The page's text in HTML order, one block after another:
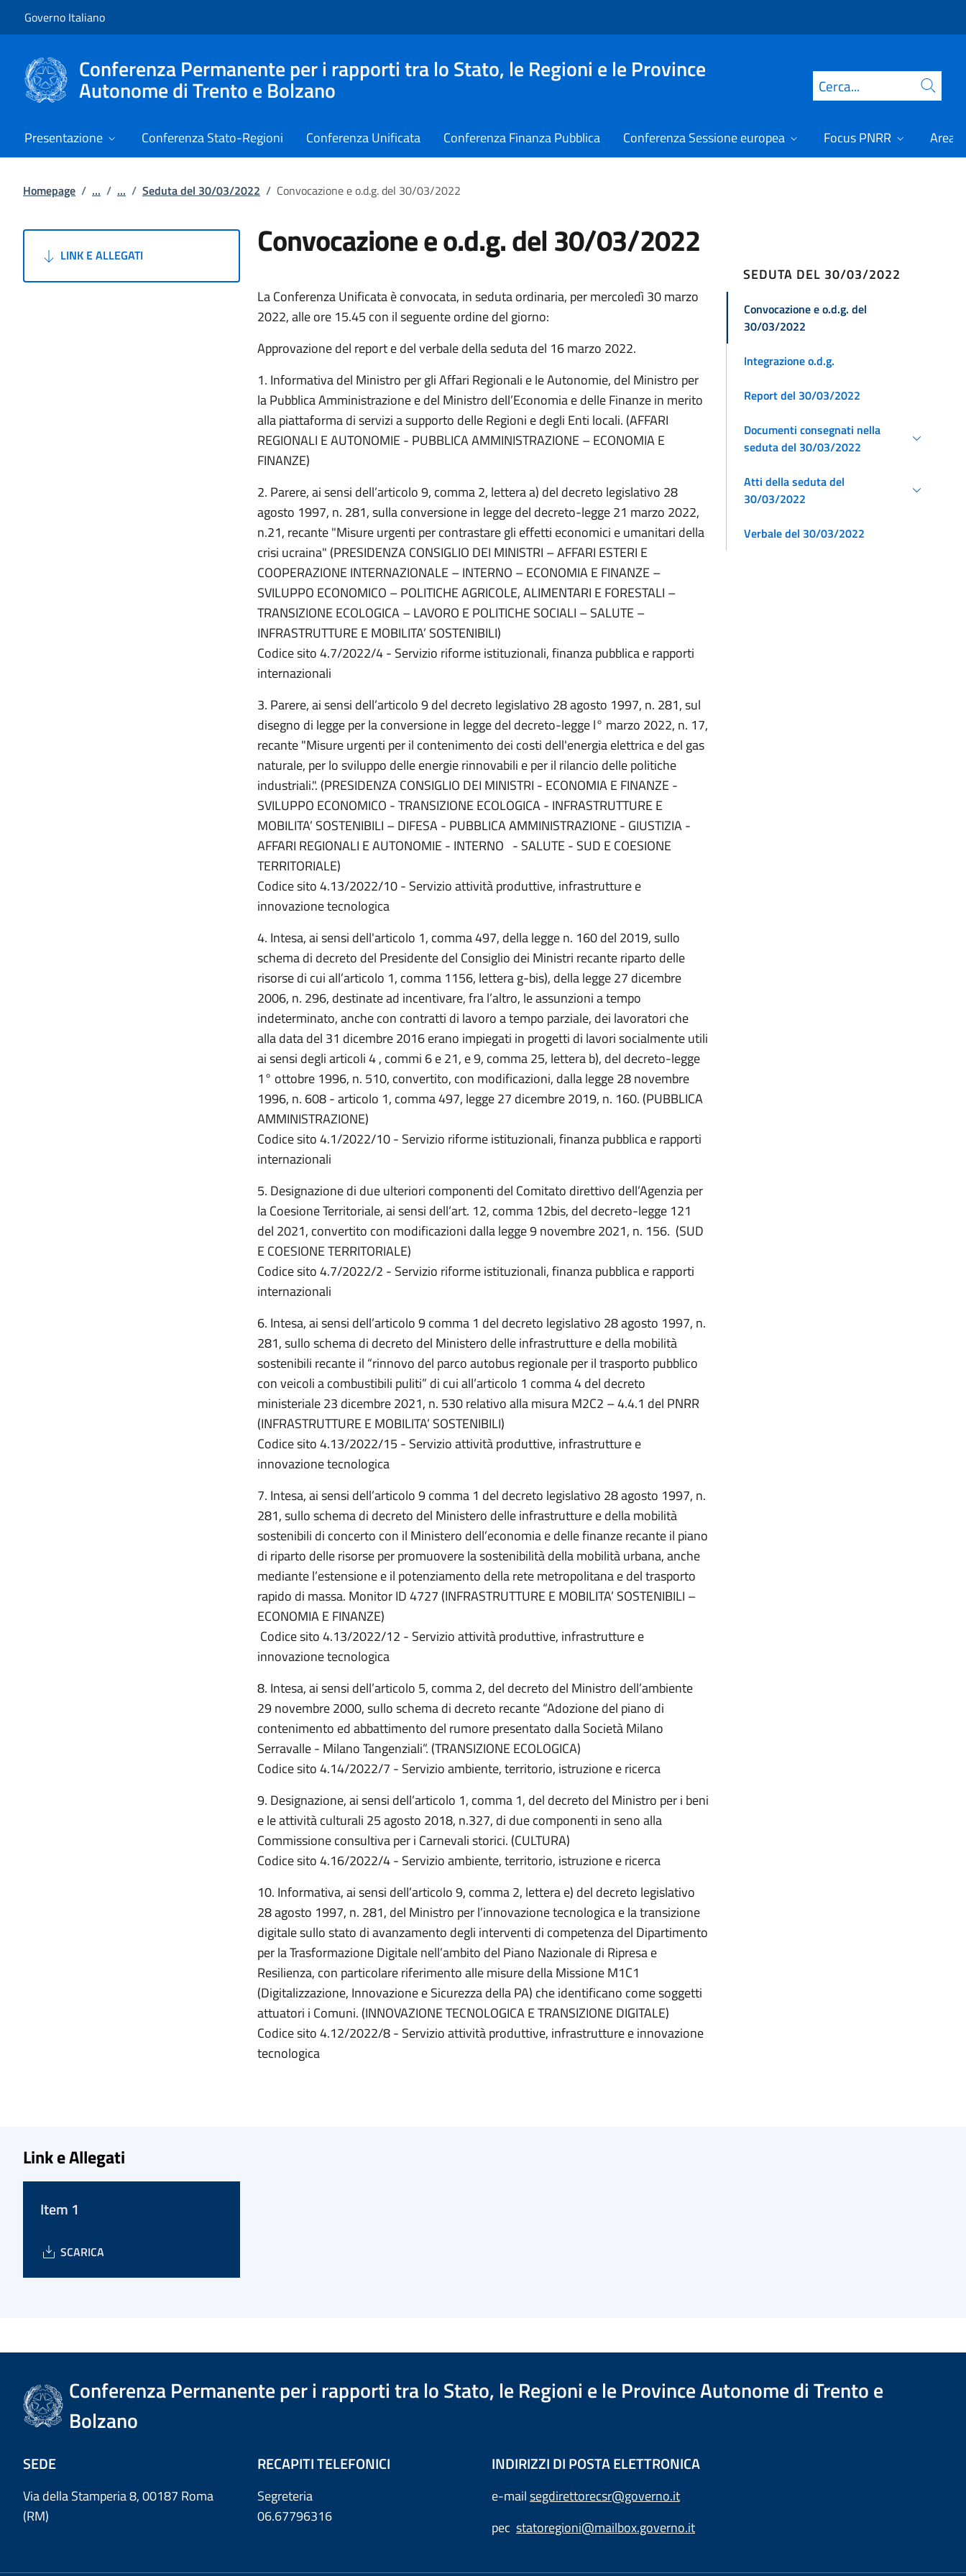
Governo Italiano
Conferenza Permanente per i rapporti tra lo Stato, le Regioni e le Province
Autonome di Trento e Bolzano Cerca
Presentazione Conferenza Stato-Regioni Conferenza Unificata Conferenza Finanza Pubblica Conferenza Sessione europea Focus PNRR Area
Homepage / ... / ... / Seduta del 30/03/2022 / Convocazione e o.d.g. del 30/03/2022
LINK E ALLEGATI Convocazione e o.d.g. del 30/03/2022
La Conferenza Unificata è convocata, in seduta ordinaria, per mercoledì 30 marzo
2022, alle ore 15.45 con il seguente ordine del giorno:
Approvazione del report e del verbale della seduta del 16 marzo 2022.
1. Informativa del Ministro per gli Affari Regionali e le Autonomie, del Ministro per
la Pubblica Amministrazione e del Ministro dell’Economia e delle Finanze in merito
alla piattaforma di servizi a supporto delle Regioni e degli Enti locali. (AFFARI
REGIONALI E AUTONOMIE - PUBBLICA AMMINISTRAZIONE – ECONOMIA E
FINANZE)
2. Parere, ai sensi dell’articolo 9, comma 2, lettera a) del decreto legislativo 28
agosto 1997, n. 281, sulla conversione in legge del decreto-legge 21 marzo 2022,
n.21, recante "Misure urgenti per contrastare gli effetti economici e umanitari della
crisi ucraina" (PRESIDENZA CONSIGLIO DEI MINISTRI – AFFARI ESTERI E
COOPERAZIONE INTERNAZIONALE – INTERNO – ECONOMIA E FINANZE –
SVILUPPO ECONOMICO – POLITICHE AGRICOLE, ALIMENTARI E FORESTALI –
TRANSIZIONE ECOLOGICA – LAVORO E POLITICHE SOCIALI – SALUTE –
INFRASTRUTTURE E MOBILITA’ SOSTENIBILI)
Codice sito 4.7/2022/4 - Servizio riforme istituzionali, finanza pubblica e rapporti
internazionali
3. Parere, ai sensi dell’articolo 9 del decreto legislativo 28 agosto 1997, n. 281, sul
disegno di legge per la conversione in legge del decreto-legge l° marzo 2022, n. 17,
recante "Misure urgenti per il contenimento dei costi dell'energia elettrica e del gas
naturale, per lo sviluppo delle energie rinnovabili e per il rilancio delle politiche
industriali.". (PRESIDENZA CONSIGLIO DEI MINISTRI - ECONOMIA E FINANZE -
SVILUPPO ECONOMICO - TRANSIZIONE ECOLOGICA - INFRASTRUTTURE E
MOBILITA’ SOSTENIBILI – DIFESA - PUBBLICA AMMINISTRAZIONE - GIUSTIZIA -
AFFARI REGIONALI E AUTONOMIE - INTERNO - SALUTE - SUD E COESIONE
TERRITORIALE)
Codice sito 4.13/2022/10 - Servizio attività produttive, infrastrutture e
innovazione tecnologica
4. Intesa, ai sensi dell'articolo 1, comma 497, della legge n. 160 del 2019, sullo
schema di decreto del Presidente del Consiglio dei Ministri recante riparto delle
risorse di cui all’articolo 1, comma 1156, lettera g-bis), della legge 27 dicembre
2006, n. 296, destinate ad incentivare, fra l’altro, le assunzioni a tempo
indeterminato, anche con contratti di lavoro a tempo parziale, dei lavoratori che
alla data del 31 dicembre 2016 erano impiegati in progetti di lavori socialmente utili
ai sensi degli articoli 4 , commi 6 e 21, e 9, comma 25, lettera b), del decreto-legge
1° ottobre 1996, n. 510, convertito, con modificazioni, dalla legge 28 novembre
1996, n. 608 - articolo 1, comma 497, legge 27 dicembre 2019, n. 160. (PUBBLICA
AMMINISTRAZIONE)
Codice sito 4.1/2022/10 - Servizio riforme istituzionali, finanza pubblica e rapporti
internazionali
5. Designazione di due ulteriori componenti del Comitato direttivo dell’Agenzia per
la Coesione Territoriale, ai sensi dell’art. 12, comma 12bis, del decreto-legge 121
del 2021, convertito con modificazioni dalla legge 9 novembre 2021, n. 156. (SUD
E COESIONE TERRITORIALE)
Codice sito 4.7/2022/2 - Servizio riforme istituzionali, finanza pubblica e rapporti
internazionali
6. Intesa, ai sensi dell’articolo 9 comma 1 del decreto legislativo 28 agosto 1997, n.
281, sullo schema di decreto del Ministero delle infrastrutture e della mobilità
sostenibili recante il “rinnovo del parco autobus regionale per il trasporto pubblico
con veicoli a combustibili puliti” di cui all’articolo 1 comma 4 del decreto
ministeriale 23 dicembre 2021, n. 530 relativo alla misura M2C2 – 4.4.1 del PNRR
(INFRASTRUTTURE E MOBILITA’ SOSTENIBILI)
Codice sito 4.13/2022/15 - Servizio attività produttive, infrastrutture e
innovazione tecnologica
7. Intesa, ai sensi dell’articolo 9 comma 1 del decreto legislativo 28 agosto 1997, n.
281, sullo schema di decreto del Ministero delle infrastrutture e della mobilità
sostenibili di concerto con il Ministero dell’economia e delle finanze recante il piano
di riparto delle risorse per promuovere la sostenibilità della mobilità urbana, anche
mediante l’estensione e il potenziamento della rete metropolitana e del trasporto
rapido di massa. Monitor ID 4727 (INFRASTRUTTURE E MOBILITA’ SOSTENIBILI –
ECONOMIA E FINANZE)
Codice sito 4.13/2022/12 - Servizio attività produttive, infrastrutture e
innovazione tecnologica
8. Intesa, ai sensi dell’articolo 5, comma 2, del decreto del Ministro dell’ambiente
29 novembre 2000, sullo schema di decreto recante “Adozione del piano di
contenimento ed abbattimento del rumore presentato dalla Società Milano
Serravalle - Milano Tangenziali”. (TRANSIZIONE ECOLOGICA)
Codice sito 4.14/2022/7 - Servizio ambiente, territorio, istruzione e ricerca
9. Designazione, ai sensi dell’articolo 1, comma 1, del decreto del Ministro per i beni
e le attività culturali 25 agosto 2018, n.327, di due componenti in seno alla
Commissione consultiva per i Carnevali storici. (CULTURA)
Codice sito 4.16/2022/4 - Servizio ambiente, territorio, istruzione e ricerca
10. Informativa, ai sensi dell’articolo 9, comma 2, lettera e) del decreto legislativo
28 agosto 1997, n. 281, del Ministro per l’innovazione tecnologica e la transizione
digitale sullo stato di avanzamento degli interventi di competenza del Dipartimento
per la Trasformazione Digitale nell’ambito del Piano Nazionale di Ripresa e
Resilienza, con particolare riferimento alle misure della Missione M1C1
(Digitalizzazione, Innovazione e Sicurezza della PA) che identificano come soggetti
attuatori i Comuni. (INNOVAZIONE TECNOLOGICA E TRANSIZIONE DIGITALE)
Codice sito 4.12/2022/8 - Servizio attività produttive, infrastrutture e innovazione
tecnologica
SEDUTA DEL 30/03/2022
Convocazione e o.d.g. del
30/03/2022
Integrazione o.d.g.
Report del 30/03/2022
Documenti consegnati nella
seduta del 30/03/2022
Atti della seduta del
30/03/2022
Verbale del 30/03/2022
Link e Allegati
Item 1
SCARICA
Conferenza Permanente per i rapporti tra lo Stato, le Regioni e le Province Autonome di Trento e
Bolzano
SEDE
Via della Stamperia 8, 00187 Roma
(RM)
RECAPITI TELEFONICI
Segreteria
06.67796316
INDIRIZZI DI POSTA ELETTRONICA
e-mailsegdirettorecsr@governo.it
pec statoregioni@mailbox.governo.it